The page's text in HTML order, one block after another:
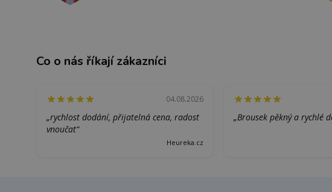
Co o nás říkají zákazníci
04.08.2026
„rychlost dodání, přijatelná cena, radost
vnoučat“
Heureka.cz
„Brousek pěkný a rychlé